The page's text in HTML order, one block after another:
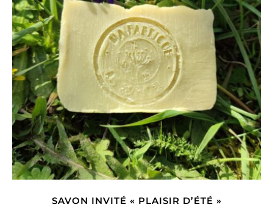
SAVON INVITÉ « PLAISIR D’ÉTÉ »